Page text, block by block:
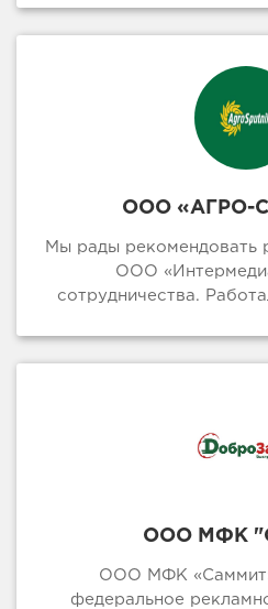
ООО «АГРО-
Мы рады рекомендовать
ООО
сотрудничества.
ООО МФК
ООО МФК
федеральное